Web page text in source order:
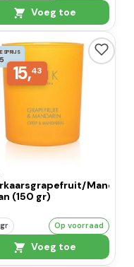
Voeg toe
15,43
(150 gr)
Op voorraad
Voeg toe